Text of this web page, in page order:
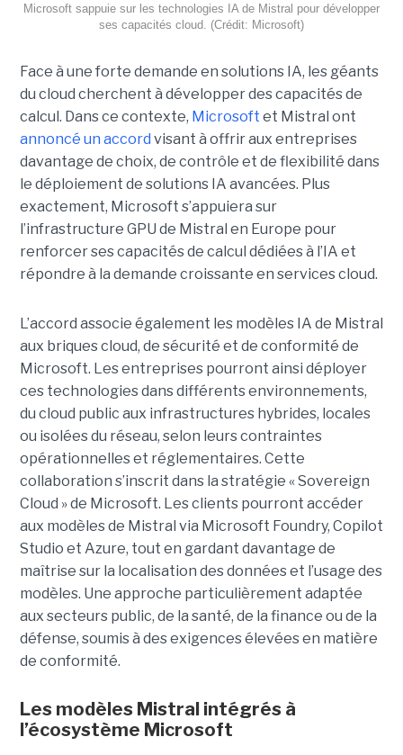
Microsoft sappuie sur les technologies IA de Mistral pour développer
ses capacités cloud. (Crédit: Microsoft)
Face à une forte demande en solutions IA, les géants
du cloud cherchent à développer des capacités de
calcul. Dans ce contexte, Microsoft et Mistral ont
annoncé un accord visant à offrir aux entreprises
davantage de choix, de contrôle et de flexibilité dans
le déploiement de solutions IA avancées. Plus
exactement, Microsoft s’appuiera sur
l’infrastructure GPU de Mistral en Europe pour
renforcer ses capacités de calcul dédiées à l’IA et
répondre à la demande croissante en services cloud.
L’accord associe également les modèles IA de Mistral
aux briques cloud, de sécurité et de conformité de
Microsoft. Les entreprises pourront ainsi déployer
ces technologies dans différents environnements,
du cloud public aux infrastructures hybrides, locales
ou isolées du réseau, selon leurs contraintes
opérationnelles et réglementaires. Cette
collaboration s’inscrit dans la stratégie « Sovereign
Cloud » de Microsoft. Les clients pourront accéder
aux modèles de Mistral via Microsoft Foundry, Copilot
Studio et Azure, tout en gardant davantage de
maîtrise sur la localisation des données et l’usage des
modèles. Une approche particulièrement adaptée
aux secteurs public, de la santé, de la finance ou de la
défense, soumis à des exigences élevées en matière
de conformité.
Les modèles Mistral intégrés à
l’écosystème Microsoft